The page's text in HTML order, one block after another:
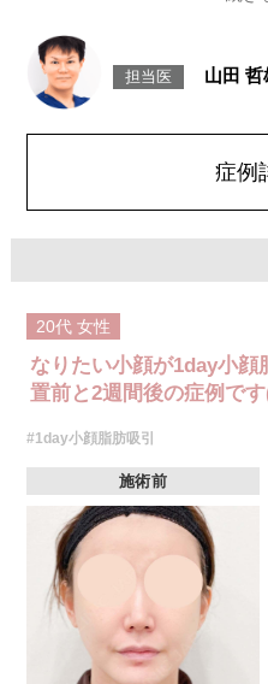
リスク、副作用：赤み、熱感、痛
感などが術後一時的に生じること
染症、左右差、施術箇所の知覚鈍
着、脂肪塞栓、皮膚のよれ、繊維の
顔の脂肪吸引箇所の追加 1ヶ所ごと
オプション：笑気麻酔 3,300円(税込)
担当医 山田 哲
症例
20代 女性
なりたい小顔が1day小顔
置前と2週間後の症例で
#1day小顔脂肪吸引
施術前